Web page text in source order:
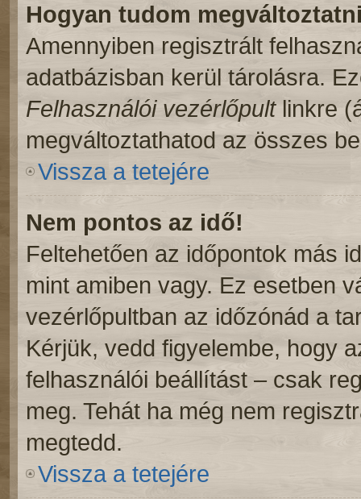
Hogyan tudom
Amennyiben regisztrált
adatbázisban kerül tárolásra.
Felhasználói vezérlőpultlinkre
megváltoztathatod az összes
Vissza a tetejére
Nem pontos az idő!
Feltehetően az időpontok más
mint amiben vagy. Ez esetben
vezérlőpultban az időzónád a
Kérjük, vedd figyelembe, hogy
felhasználói beállítást – csak
meg. Tehát ha még nem
megtedd.
Vissza a tetejére